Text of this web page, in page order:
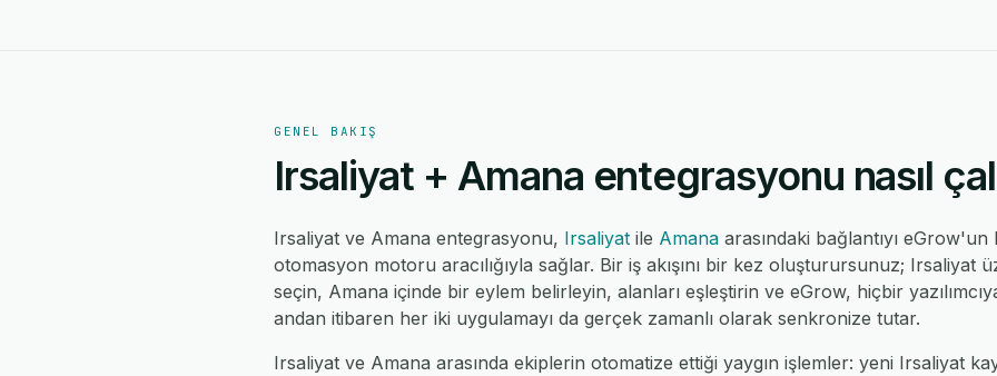
GENEL BAKIŞ
Irsaliyat + Amana entegrasyonu nasıl
Irsaliyat ve Amana entegrasyonu, Irsaliyat ile Amana arasındaki bağlantıyı
otomasyon motoru aracılığıyla sağlar. Bir iş akışını bir kez oluşturursunuz; Irsaliyat
seçin, Amana içinde bir eylem belirleyin, alanları eşleştirin ve eGrow, hiçbir
andan itibaren her iki uygulamayı da gerçek zamanlı olarak senkronize tutar.
Irsaliyat ve Amana arasında ekiplerin otomatize ettiği yaygın işlemler: yeni Irsaliyat